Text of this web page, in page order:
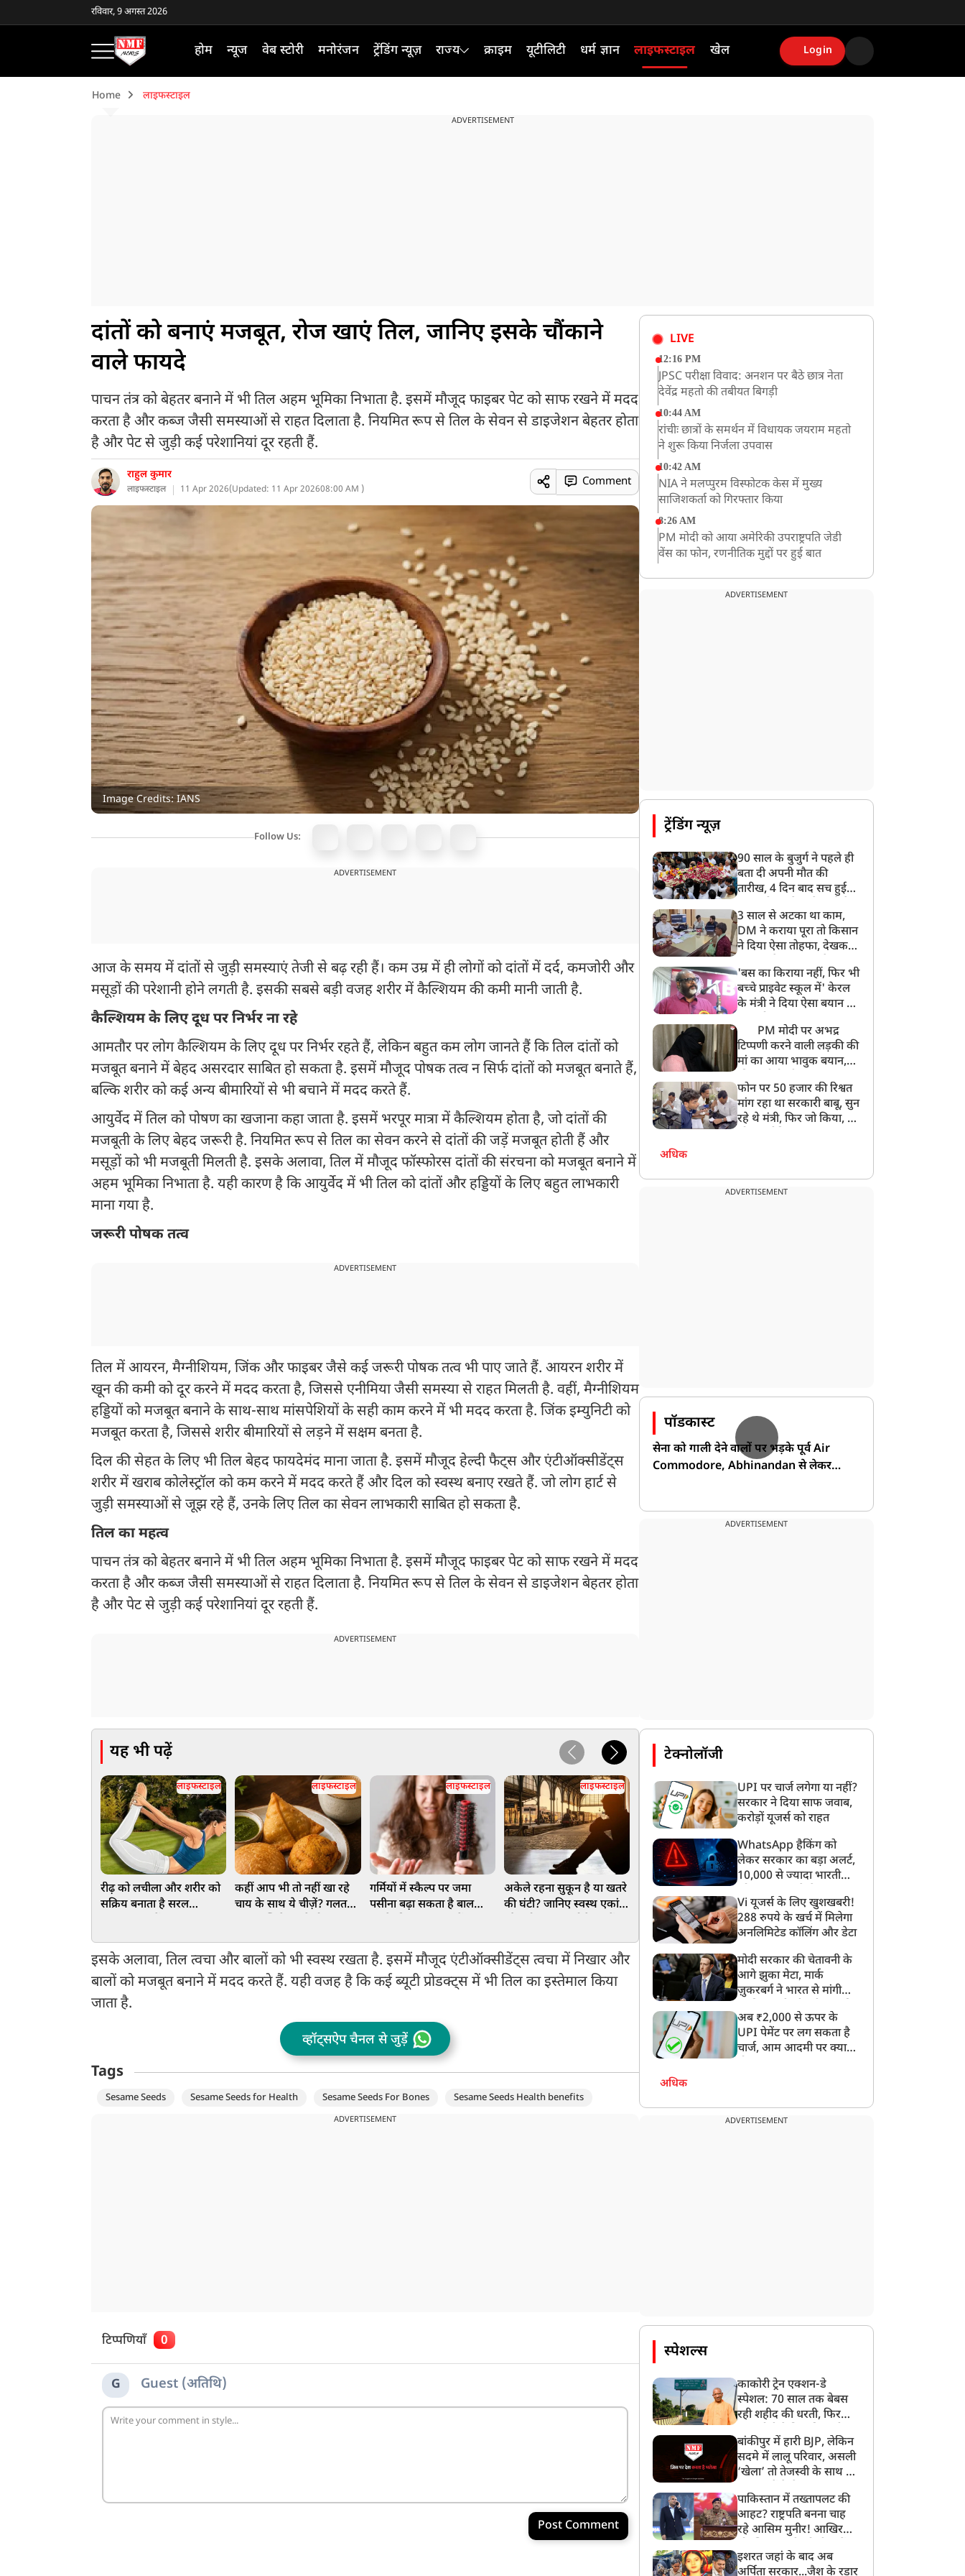
रविवार, 9 अगस्त 2026
होम न्यूज वेब स्टोरी मनोरंजन ट्रेंडिंग न्यूज़ राज्य क्राइम यूटीलिटी धर्म ज्ञान लाइफस्टाइल खेल Login
Home लाइफस्टाइल
ADVERTISEMENT
दांतों को बनाएं मजबूत, रोज खाएं तिल, जानिए इसके चौंकाने
वाले फायदे
पाचन तंत्र को बेहतर बनाने में भी तिल अहम भूमिका निभाता है. इसमें मौजूद फाइबर पेट को साफ रखने में मदद
करता है और कब्ज जैसी समस्याओं से राहत दिलाता है. नियमित रूप से तिल के सेवन से डाइजेशन बेहतर होता
है और पेट से जुड़ी कई परेशानियां दूर रहती हैं.
राहुल कुमार
लाइफस्टाइल 11 Apr 2026(Updated: 11 Apr 202608:00 AM )
Comment
Image Credits: IANS
Follow Us:
ADVERTISEMENT
आज के समय में दांतों से जुड़ी समस्याएं तेजी से बढ़ रही हैं। कम उम्र में ही लोगों को दांतों में दर्द, कमजोरी और
मसूड़ों की परेशानी होने लगती है. इसकी सबसे बड़ी वजह शरीर में कैल्शियम की कमी मानी जाती है.
कैल्शियम के लिए दूध पर निर्भर ना रहे
आमतौर पर लोग कैल्शियम के लिए दूध पर निर्भर रहते हैं, लेकिन बहुत कम लोग जानते हैं कि तिल दांतों को
मजबूत बनाने में बेहद असरदार साबित हो सकता है. इसमें मौजूद पोषक तत्व न सिर्फ दांतों को मजबूत बनाते हैं,
बल्कि शरीर को कई अन्य बीमारियों से भी बचाने में मदद करते हैं.
आयुर्वेद में तिल को पोषण का खजाना कहा जाता है. इसमें भरपूर मात्रा में कैल्शियम होता है, जो दांतों की
मजबूती के लिए बेहद जरूरी है. नियमित रूप से तिल का सेवन करने से दांतों की जड़ें मजबूत होती हैं और
मसूड़ों को भी मजबूती मिलती है. इसके अलावा, तिल में मौजूद फॉस्फोरस दांतों की संरचना को मजबूत बनाने में
अहम भूमिका निभाता है. यही कारण है कि आयुर्वेद में भी तिल को दांतों और हड्डियों के लिए बहुत लाभकारी
माना गया है.
जरूरी पोषक तत्व
ADVERTISEMENT
तिल में आयरन, मैग्नीशियम, जिंक और फाइबर जैसे कई जरूरी पोषक तत्व भी पाए जाते हैं. आयरन शरीर में
खून की कमी को दूर करने में मदद करता है, जिससे एनीमिया जैसी समस्या से राहत मिलती है. वहीं, मैग्नीशियम
हड्डियों को मजबूत बनाने के साथ-साथ मांसपेशियों के सही काम करने में भी मदद करता है. जिंक इम्युनिटी को
मजबूत करता है, जिससे शरीर बीमारियों से लड़ने में सक्षम बनता है.
दिल की सेहत के लिए भी तिल बेहद फायदेमंद माना जाता है. इसमें मौजूद हेल्दी फैट्स और एंटीऑक्सीडेंट्स
शरीर में खराब कोलेस्ट्रॉल को कम करने में मदद करते हैं और दिल को स्वस्थ बनाए रखते हैं. जो लोग हार्ट से
जुड़ी समस्याओं से जूझ रहे हैं, उनके लिए तिल का सेवन लाभकारी साबित हो सकता है.
तिल का महत्व
पाचन तंत्र को बेहतर बनाने में भी तिल अहम भूमिका निभाता है. इसमें मौजूद फाइबर पेट को साफ रखने में मदद
करता है और कब्ज जैसी समस्याओं से राहत दिलाता है. नियमित रूप से तिल के सेवन से डाइजेशन बेहतर होता
है और पेट से जुड़ी कई परेशानियां दूर रहती हैं.
ADVERTISEMENT
यह भी पढ़ें
लाइफस्टाइल
रीढ़ को लचीला और शरीर को
सक्रिय बनाता है सरल
लाइफस्टाइल
कहीं आप भी तो नहीं खा रहे
चाय के साथ ये चीज़ें? गलत
लाइफस्टाइल
गर्मियों में स्कैल्प पर जमा
पसीना बढ़ा सकता है बाल
लाइफस्टाइल
अकेले रहना सुकून है या खतरे
की घंटी? जानिए स्वस्थ एकांत
लाइफस्टाइल
कौन सा फल कहलाता है 'खट्टे
फलों का बादशाह'? पोषण से
भरपूर इस फल को आज ही
करें अपनी डाइट में शामिल
लाइफस्टाइल
असली शहद? इसे सालों तक
सुरक्षित रखने वाले गुण क्या हैं
इसके अलावा, तिल त्वचा और बालों को भी स्वस्थ रखता है. इसमें मौजूद एंटीऑक्सीडेंट्स त्वचा में निखार और
बालों को मजबूत बनाने में मदद करते हैं. यही वजह है कि कई ब्यूटी प्रोडक्ट्स में भी तिल का इस्तेमाल किया
जाता है.
व्हॉट्सऐप चैनल से जुड़ें
Tags
Sesame Seeds Sesame Seeds for Health Sesame Seeds For Bones Sesame Seeds Health benefits
ADVERTISEMENT
टिप्पणियाँ 0
G Guest (अतिथि)
Post Comment
LIVE
12:16 PM
JPSC परीक्षा विवाद: अनशन पर बैठे छात्र नेता
देवेंद्र महतो की तबीयत बिगड़ी
10:44 AM
रांचीः छात्रों के समर्थन में विधायक जयराम महतो
ने शुरू किया निर्जला उपवास
10:42 AM
NIA ने मलप्पुरम विस्फोटक केस में मुख्य
साजिशकर्ता को गिरफ्तार किया
8:26 AM
PM मोदी को आया अमेरिकी उपराष्ट्रपति जेडी
वेंस का फोन, रणनीतिक मुद्दों पर हुई बात
रांची: छात्रों और झारखंड सरकार के बीच आज
ADVERTISEMENT
ट्रेंडिंग न्यूज़
90 साल के बुजुर्ग ने पहले ही
बता दी अपनी मौत की
तारीख, 4 दिन बाद सच हुई
साथ निकाली अंतिम यात्रा
3 साल से अटका था काम,
DM ने कराया पूरा तो किसान
ने दिया ऐसा तोहफा, देखकर
अनमोल कुछ नहीं
'बस का किराया नहीं, फिर भी
बच्चे प्राइवेट स्कूल में' केरल
के मंत्री ने दिया ऐसा बयान की
PM मोदी पर अभद्र
टिप्पणी करने वाली लड़की की
मां का आया भावुक बयान,
बेटी को गोद लें प्रधानमंत्री
फोन पर 50 हजार की रिश्वत
मांग रहा था सरकारी बाबू, सुन
रहे थे मंत्री, फिर जो किया, वो
अधिक
ADVERTISEMENT
पॉडकास्ट
सेना को गाली देने वालों पर भड़के पूर्व Air
Commodore, Abhinandan से लेकर
ADVERTISEMENT
टेक्नोलॉजी
UPI पर चार्ज लगेगा या नहीं?
सरकार ने दिया साफ जवाब,
करोड़ों यूजर्स को राहत
WhatsApp हैकिंग को
लेकर सरकार का बड़ा अलर्ट,
10,000 से ज्यादा भारतीयों
गया
Vi यूजर्स के लिए खुशखबरी!
288 रुपये के खर्च में मिलेगा
अनलिमिटेड कॉलिंग और डेटा
मोदी सरकार की चेतावनी के
आगे झुका मेटा, मार्क
ज़ुकरबर्ग ने भारत से मांगी
अब ₹2,000 से ऊपर के
UPI पेमेंट पर लग सकता है
चार्ज, आम आदमी पर क्या
अधिक
ADVERTISEMENT
स्पेशल्स
काकोरी ट्रेन एक्शन-डे
स्पेशल: 70 साल तक बेबस
रही शहीद की धरती, फिर
पीढ़ियों का दर्द
बांकीपुर में हारी BJP, लेकिन
सदमे में लालू परिवार, असली
‘खेला’ तो तेजस्वी के साथ हो
पाकिस्तान में तख्तापलट की
आहट? राष्ट्रपति बनना चाह
रहे आसिम मुनीर! आखिर
बनाया मोहरा?
इशरत जहां के बाद अब
अर्पिता सरकार...जैश के रडार